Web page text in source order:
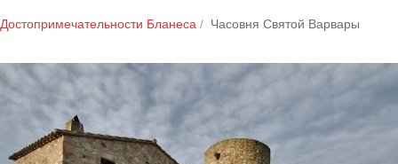
Достопримечательности Бланеса Часовня Святой Варвары